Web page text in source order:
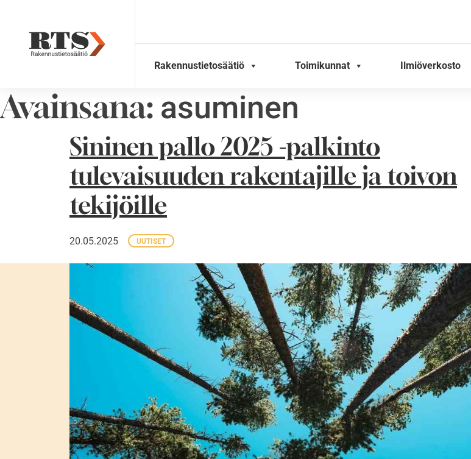
content
Rakennustietosäätiö Toimikunnat Ilmiöverkosto
Avainsana: asuminen
Sininen pallo 2025 -palkinto
tulevaisuuden rakentajille ja toivon
tekijöille
20.05.2025 UUTISET